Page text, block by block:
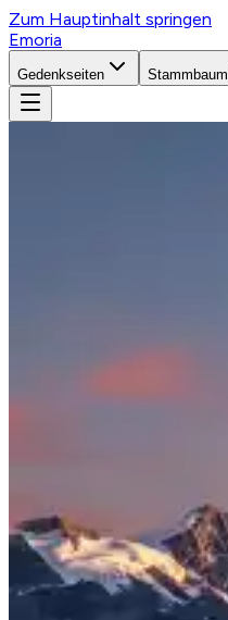
Zum Hauptinhalt springen
Emoria
Gedenkseiten Stammbaum